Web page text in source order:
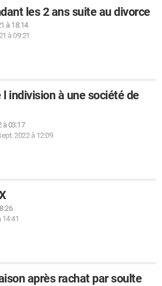
les 2 ans suite au divorce
à 18:14
à 09:21
indivision à une société de
à 03:17
2022 à 12:09
14:41
après rachat par soulte